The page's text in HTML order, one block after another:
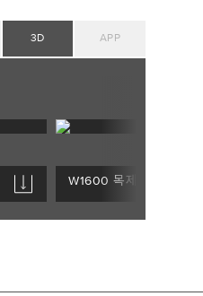
3D APP